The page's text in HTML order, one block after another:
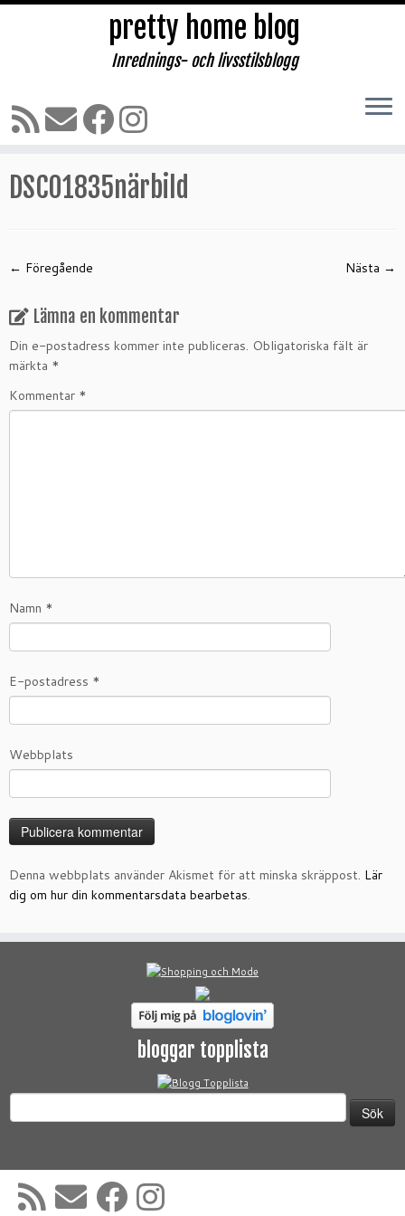
Hoppa
till
pretty home blog
Inrednings- och livsstilsblogg
Hem » Bilder på mig i Pernilla Wahlgren klänningar
DSC01835närbild
← Föregående Nästa →
Lämna en kommentar
Din e-postadress kommer inte publiceras. Obligatoriska fält är
märkta *
Kommentar *
Namn *
E-postadress *
Webbplats
Denna webbplats använder Akismet för att minska skräppost. Lär
dig om hur din kommentarsdata bearbetas.
bloggar topplista
efter: